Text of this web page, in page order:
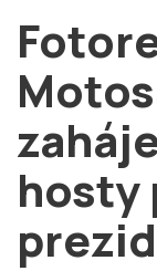
# Brno
# volby
login PŘIHLÁSIT SE
Zapomněli jste heslo?
hosty